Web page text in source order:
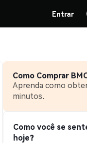
Entrar
Como Comprar
Aprenda como
minutos.
Como você se
hoje?